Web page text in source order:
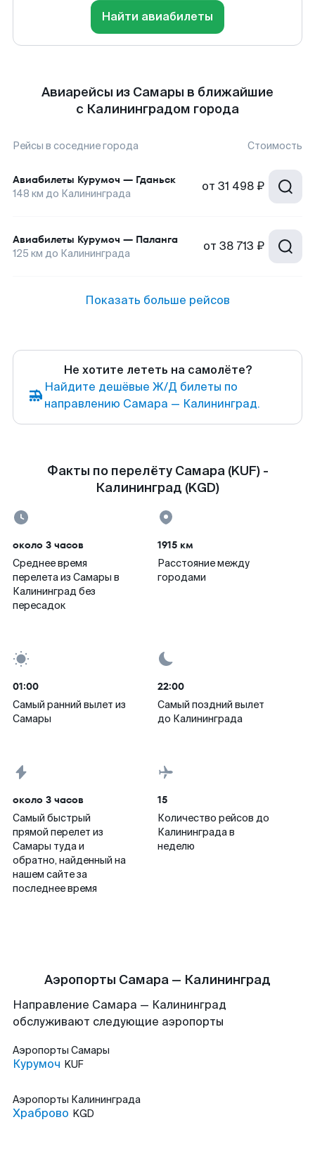
Найти авиабилеты
Авиарейсы из Самары в ближайшие
с Калининградом города
Рейсы в соседние города Стоимость
Авиабилеты Курумоч — Гданьск
148 км до Калининграда от 31 498 ₽
Авиабилеты Курумоч — Паланга
125 км до Калининграда от 38 713 ₽
Показать больше рейсов
Не хотите лететь на самолёте?
Найдите дешёвые Ж/Д билеты по
направлению Самара — Калининград.
Факты по перелёту Самара (KUF) -
Калининград (KGD)
около 3 часов
Среднее время
перелета из Самары в
Калининград без
пересадок
1915 км
Расстояние между
городами
01:00
Самый ранний вылет из
Самары
22:00
Самый поздний вылет
до Калининграда
около 3 часов
Самый быстрый
прямой перелет из
Самары туда и
обратно, найденный на
нашем сайте за
последнее время
15
Количество рейсов до
Калининграда в
неделю
Аэропорты Самара — Калининград
Направление Самара — Калининград
обслуживают следующие аэропорты
Аэропорты Самары
Курумоч KUF
Аэропорты Калининграда
Храброво KGD